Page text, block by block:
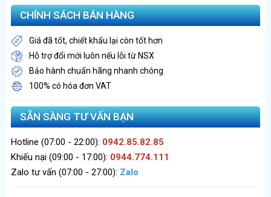
CHÍNH SÁCH BÁN HÀNG
Giá đã tốt, chiết khấu lại còn tốt hơn
Hỗ trợ đổi mới luôn nếu lỗi từ NSX
Bảo hành chuẩn hãng nhanh chóng
100% có hóa đơn VAT
SẴN SÀNG TƯ VẤN BẠN
Hotline (07:00 - 22:00): 0942.85.82.85
Khiếu nại (09:00 - 17:00): 0944.774.111
Zalo tư vấn (07:00 - 27:00): Zalo